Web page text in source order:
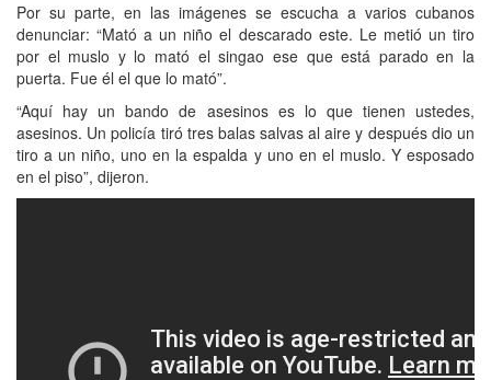
Por su parte, en las imágenes se escucha a varios cubanos
denunciar: “Mató a un niño el descarado este. Le metió un tiro
por el muslo y lo mató el singao ese que está parado en la
puerta. Fue él el que lo mató”.
“Aquí hay un bando de asesinos es lo que tienen ustedes,
asesinos. Un policía tiró tres balas salvas al aire y después dio un
tiro a un niño, uno en la espalda y uno en el muslo. Y esposado
en el piso”, dijeron.